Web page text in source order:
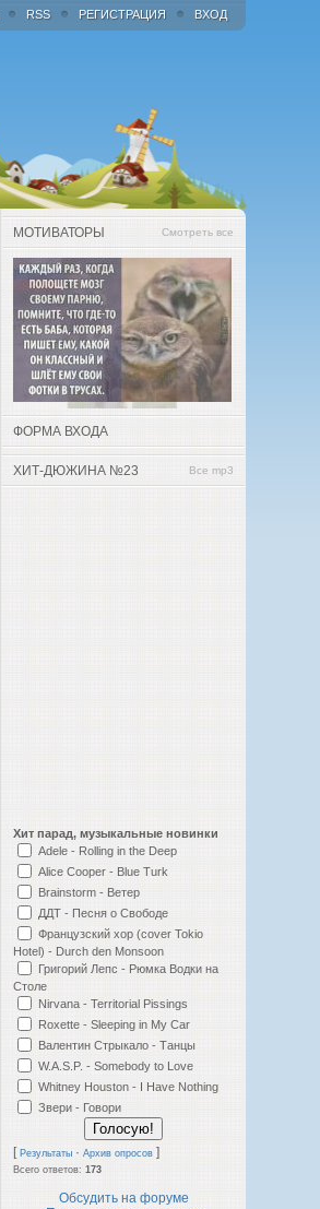
ВХОД
РЕГИСТРАЦИЯ
RSS
МОТИВАТОРЫ Смотреть все
ФОРМА ВХОДА
ХИТ-ДЮЖИНА №23 Все mp3
Хит парад, музыкальные новинки
Adele - Rolling in the Deep
Alice Cooper - Blue Turk
Brainstorm - Ветер
ДДТ - Песня о Свободе
Французский хор (cover Tokio
Hotel) - Durch den Monsoon
Григорий Лепс - Рюмка Водки на
Столе
Nirvana - Territorial Pissings
Roxette - Sleeping in My Car
Валентин Стрыкало - Танцы
W.A.S.P. - Somebody to Love
Whitney Houston - I Have Nothing
Звери - Говори
[Результаты ·Архив опросов ]
Всего ответов:173
Обсудить на форуме